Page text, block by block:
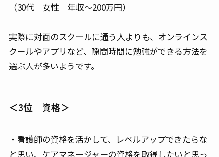
（30代 女性 年収～200万円）
実際に対面のスクールに通う人よりも、オンラインス
クールやアプリなど、隙間時間に勉強ができる方法を
選ぶ人が多いようです。
＜3位 資格＞
・看護師の資格を活かして、レベルアップできたらな
と思い、ケアマネージャーの資格を取得したいと思っ